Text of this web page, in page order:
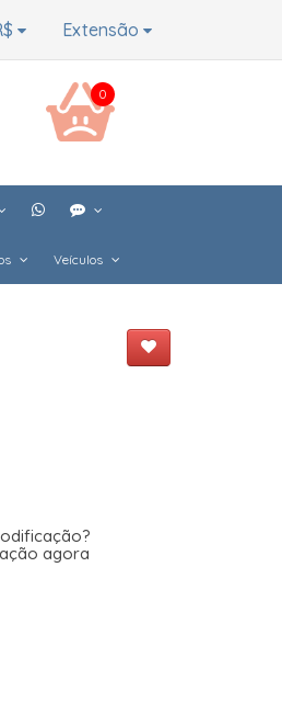
Extensão
0
Veículos
agora